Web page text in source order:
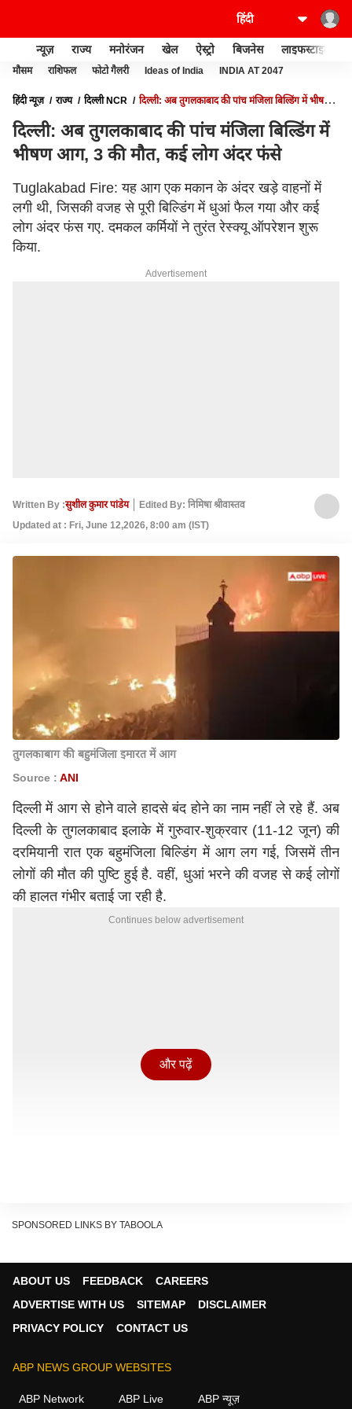
न्यूज़ राज्य मनोरंजन खेल ऐस्ट्रो बिजनेस लाइफस्टाइल
मौसम राशिफल फोटो गैलरी Ideas of India INDIA AT 2047
हिंदी न्यूज़ राज्य दिल्ली NCR
दिल्ली: अब तुगलकाबाद की पांच मंजिला बिल्डिंग में भीषण
दिल्ली: अब तुगलकाबाद की पांच मंजिला बिल्डिंग में
भीषण आग, 3 की मौत, कई लोग अंदर फंसे
Tuglakabad Fire: यह आग एक मकान के अंदर खड़े वाहनों में
लगी थी, जिसकी वजह से पूरी बिल्डिंग में धुआं फैल गया और कई
लोग अंदर फंस गए. दमकल कर्मियों ने तुरंत रेस्क्यू ऑपरेशन शुरू
किया.
Advertisement
Written By :सुशील कुमार पांडेय
Edited By: निमिषा श्रीवास्तव
Updated at : Fri, June 12,2026, 8:00 am (IST)
तुगलकाबाग की बहुमंजिला इमारत में आग
Source : ANI
दिल्ली में आग से होने वाले हादसे बंद होने का नाम नहीं ले रहे हैं. अब
दिल्ली के तुगलकाबाद इलाके में गुरुवार-शुक्रवार (11-12 जून) की
दरमियानी रात एक बहुमंजिला बिल्डिंग में आग लग गई, जिसमें तीन
लोगों की मौत की पुष्टि हुई है. वहीं, धुआं भरने की वजह से कई लोगों
की हालत गंभीर बताई जा रही है.
Continues below advertisement
सुरक्षा सिस्टम, अब अनिवार्य बनाने की तैयारी
और पढ़ें
SPONSORED LINKS BY TABOOLA
ABOUT US FEEDBACK
CAREERS
ADVERTISE WITH US
SITEMAP
DISCLAIMER
PRIVACY POLICY
CONTACT US
ABP NEWS GROUP WEBSITES
ABP Network ABP Live ABP न्यूज़